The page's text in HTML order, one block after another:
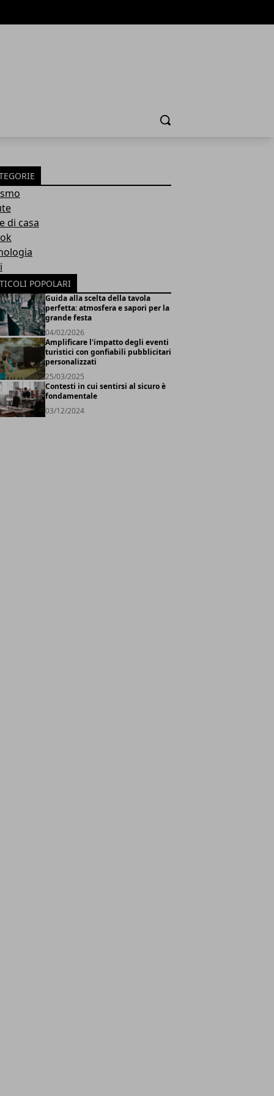
Cerca
di casa
POPOLARI
Guida alla scelta della tavola
perfetta: atmosfera e sapori per la
grande festa
04/02/2026
Amplificare l'impatto degli eventi
turistici con gonfiabili pubblicitari
personalizzati
25/03/2025
Contesti in cui sentirsi al sicuro è
fondamentale
03/12/2024